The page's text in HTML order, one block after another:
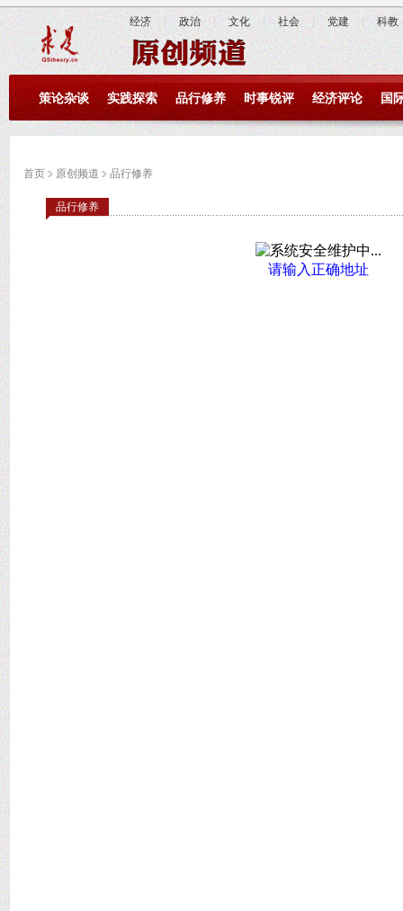
经济 | 政治 文化 社会 | 党建 | 科教
策论杂谈 实践探索 品行修养 时事锐评 经济评论 国
首页 原创频道 品行修养
品行修养